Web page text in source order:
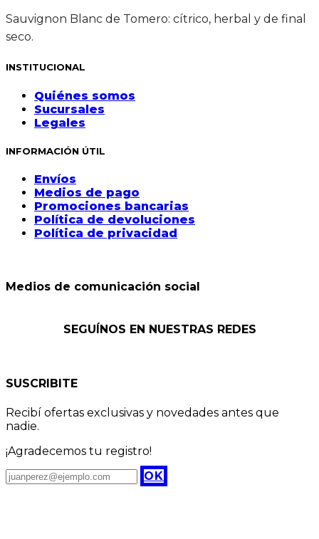
Sauvignon Blanc de Tomero: cítrico, herbal y de final
seco.
INSTITUCIONAL
Quiénes somos
Sucursales
Legales
INFORMACIÓN ÚTIL
Envíos
Medios de pago
Promociones bancarias
Política de devoluciones
Política de privacidad
Medios de comunicación social
SEGUÍNOS EN NUESTRAS REDES
SUSCRIBITE
Recibí ofertas exclusivas y novedades antes que
nadie.
¡Agradecemos tu registro!
OK